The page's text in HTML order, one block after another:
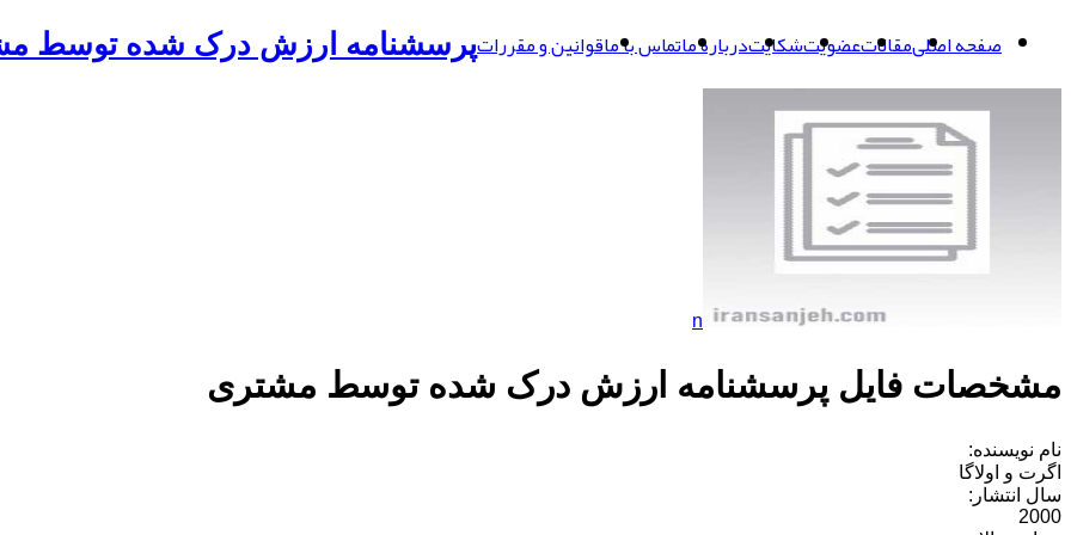
صفحه اصلیمقالاتعضویتشکایتدرباره ماتماس با ماقوانین و مقرراتپرسشنامه ارزش درک شده توسط
n
مشخصات فایل پرسشنامه ارزش درک شده توسط مشتری
نام نویسنده:
اگرت و اولاگا
سال انتشار:
2000